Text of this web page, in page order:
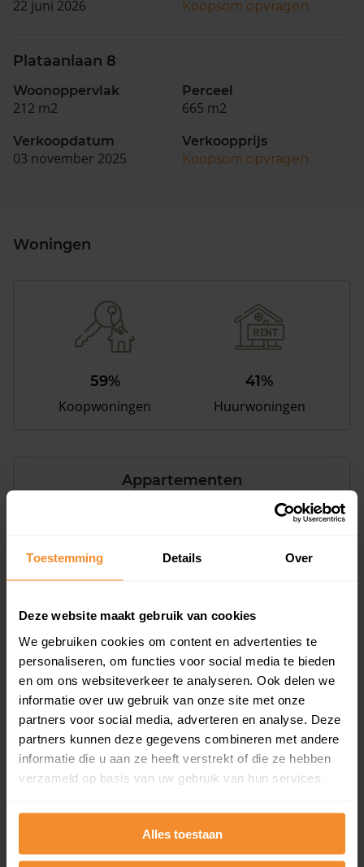
Toestemming Details Over
Deze website maakt gebruik van cookies
We gebruiken cookies om content en advertenties te
personaliseren, om functies voor social media te bieden
en om ons websiteverkeer te analyseren. Ook delen we
informatie over uw gebruik van onze site met onze
partners voor social media, adverteren en analyse. Deze
partners kunnen deze gegevens combineren met andere
informatie die u aan ze heeft verstrekt of die ze hebben
verzameld op basis van uw gebruik van hun services.
Alles toestaan
22 juni 2026
Koopsom opvragen
Plataanlaan 8
Woonoppervlak
212 m2
Perceel
665 m2
Verkoopdatum
03 november 2025
Verkoopprijs
Koopsom opvragen
Woningen
59%
Koopwoningen
41%
Huurwoningen
Appartementen
aandeel van totale woningen
Bouwjaar